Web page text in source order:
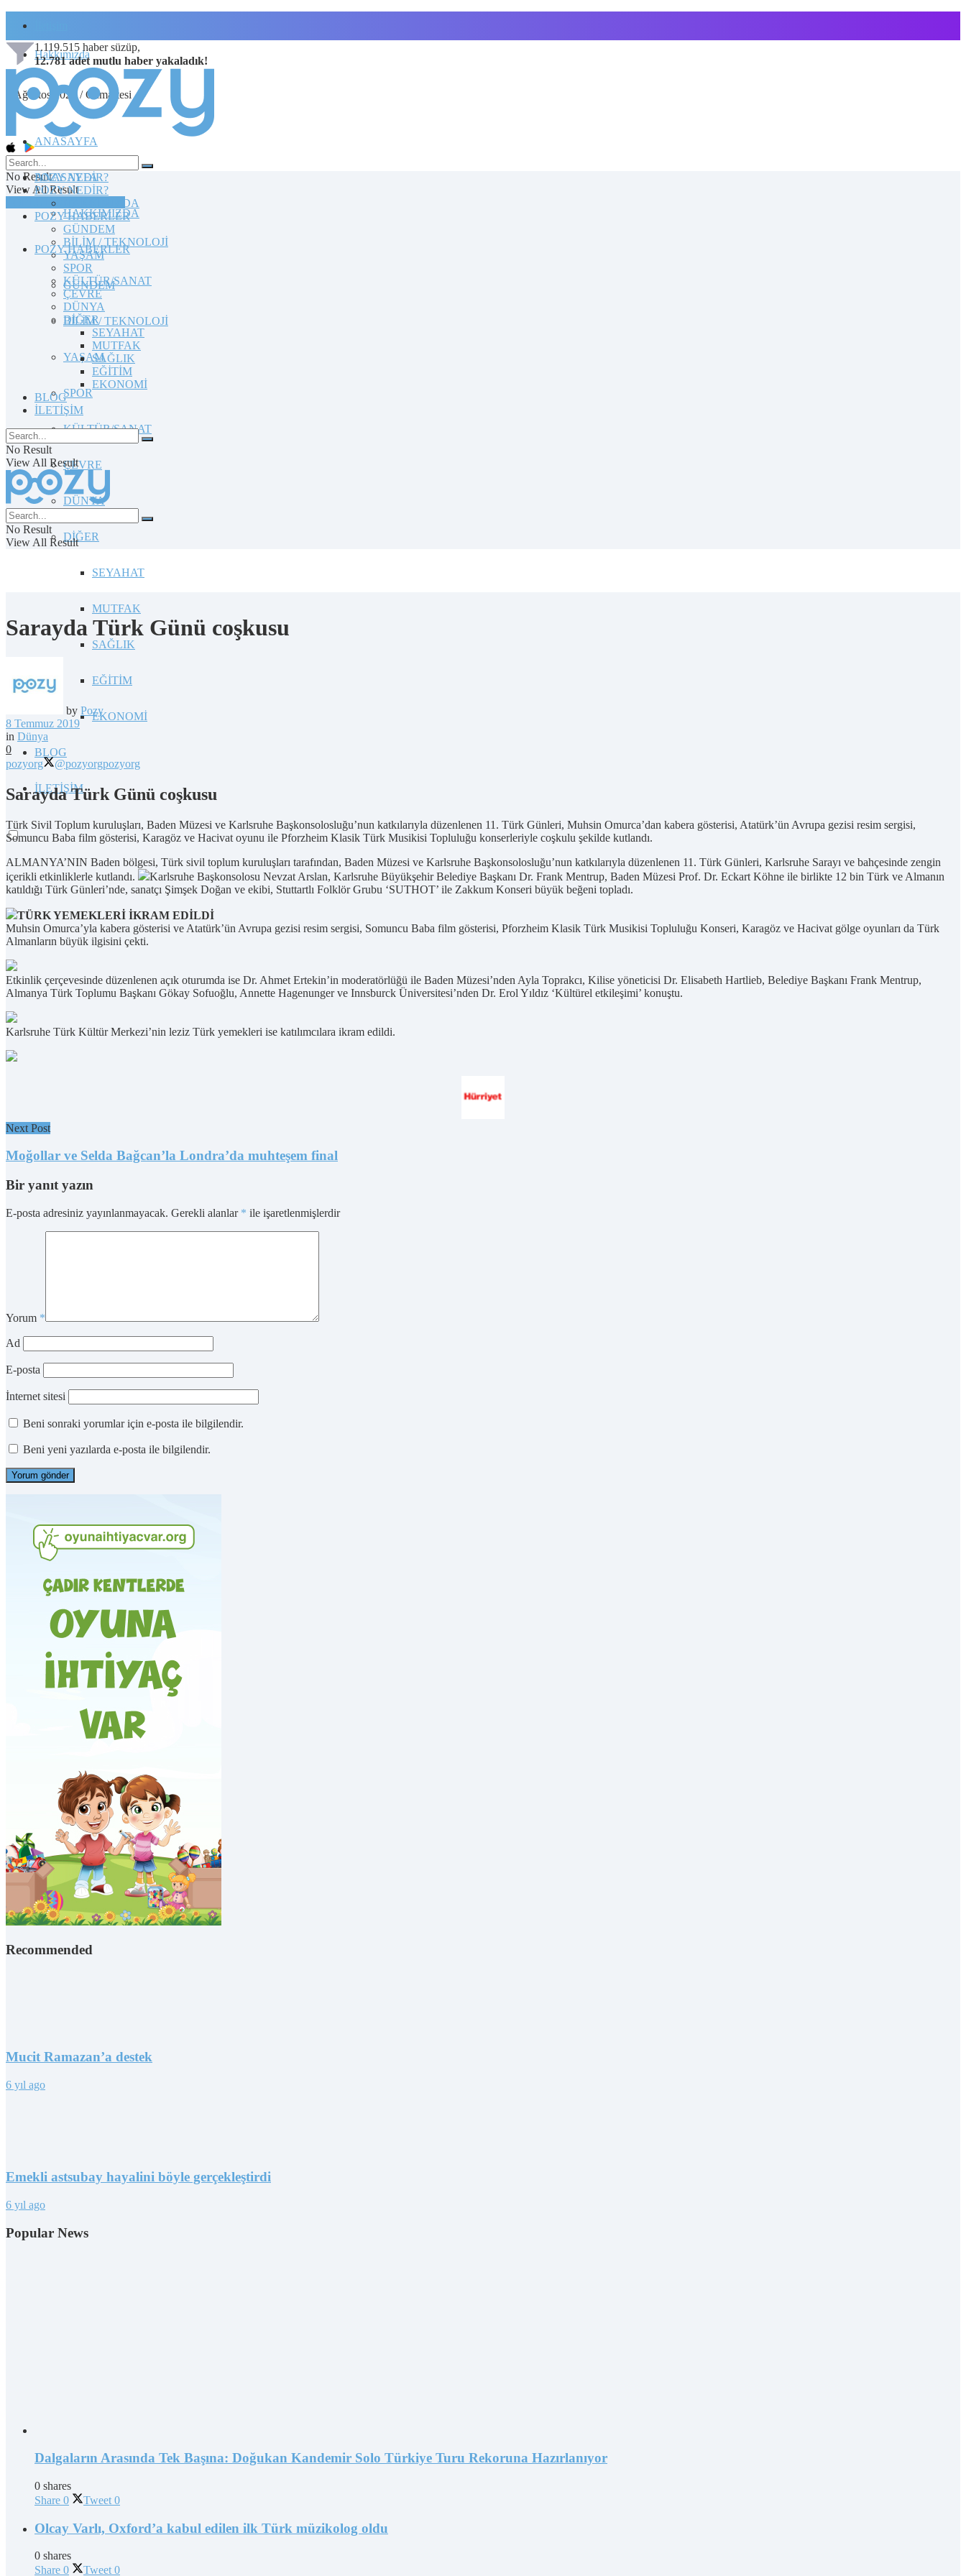
Hakkımızda
8 Ağustos 2026 / Cumartesi
1.119.515 haber süzüp,
12.781 adet mutlu haber yakaladık!
No Result
View All Result
TOPLULUĞA KATILIN
ANASAYFA
POZY NEDİR?
HAKKIMIZDA
POZY HABERLER
GÜNDEM
BİLİM / TEKNOLOJİ
YAŞAM
SPOR
KÜLTÜR/SANAT
ÇEVRE
DÜNYA
DİĞER
SEYAHAT
MUTFAK
SAĞLIK
EĞİTİM
EKONOMİ
BLOG
İLETİŞİM
ANASAYFA
POZY NEDİR?
HAKKIMIZDA
POZY HABERLER
GÜNDEM
BİLİM / TEKNOLOJİ
YAŞAM
SPOR
KÜLTÜR/SANAT
ÇEVRE
DÜNYA
DİĞER
SEYAHAT
MUTFAK
SAĞLIK
EĞİTİM
EKONOMİ
BLOG
İLETİŞİM
No Result
View All Result
No Result
View All Result
Sarayda Türk Günü coşkusu
by Pozy
8 Temmuz 2019
in Dünya
0
pozyorg
@pozyorgpozyorg
Sarayda Türk Günü coşkusu
Türk Sivil Toplum kuruluşları, Baden Müzesi ve Karlsruhe Başkonsolosluğu’nun katkılarıyla düzenlenen 11. Türk Günleri, Muhsin Omurca’dan kabera gösterisi, Atatürk’ün Avrupa gezisi resim sergisi,
Somuncu Baba film gösterisi, Karagöz ve Hacivat oyunu ile Pforzheim Klasik Türk Musikisi Topluluğu konserleriyle coşkulu şekilde kutlandı.
ALMANYA’NIN Baden bölgesi, Türk sivil toplum kuruluşları tarafından, Baden Müzesi ve Karlsruhe Başkonsolosluğu’nun katkılarıyla düzenlenen 11. Türk Günleri, Karlsruhe Sarayı ve bahçesinde zengin
içerikli etkinliklerle kutlandı.
Karlsruhe Başkonsolosu Nevzat Arslan, Karlsruhe Büyükşehir Belediye Başkanı Dr. Frank Mentrup, Baden Müzesi Prof. Dr. Eckart Köhne ile birlikte 12 bin Türk ve Almanın
katıldığı Türk Günleri’nde, sanatçı Şimşek Doğan ve ekibi, Stuttartlı Folklör Grubu ‘SUTHOT’ ile Zakkum Konseri büyük beğeni topladı.
TÜRK YEMEKLERİ İKRAM EDİLDİ
Muhsin Omurca’yla kabera gösterisi ve Atatürk’ün Avrupa gezisi resim sergisi, Somuncu Baba film gösterisi, Pforzheim Klasik Türk Musikisi Topluluğu Konseri, Karagöz ve Hacivat gölge oyunları da Türk
Almanların büyük ilgisini çekti.
Etkinlik çerçevesinde düzenlenen açık oturumda ise Dr. Ahmet Ertekin’in moderatörlüğü ile Baden Müzesi’nden Ayla Toprakcı, Kilise yöneticisi Dr. Elisabeth Hartlieb, Belediye Başkanı Frank Mentrup,
Almanya Türk Toplumu Başkanı Gökay Sofuoğlu, Annette Hagenunger ve Innsburck Üniversitesi’nden Dr. Erol Yıldız ‘Kültürel etkileşimi’ konuştu.
Karlsruhe Türk Kültür Merkezi’nin leziz Türk yemekleri ise katılımcılara ikram edildi.
Next Post
Moğollar ve Selda Bağcan’la Londra’da muhteşem final
Bir yanıt yazın
E-posta adresiniz yayınlanmayacak. Gerekli alanlar * ile işaretlenmişlerdir
Yorum *
Ad
E-posta
İnternet sitesi
Beni sonraki yorumlar için e-posta ile bilgilendir.
Beni yeni yazılarda e-posta ile bilgilendir.
Recommended
Mucit Ramazan’a destek
6 yıl ago
Emekli astsubay hayalini böyle gerçekleştirdi
6 yıl ago
Popular News
Dalgaların Arasında Tek Başına: Doğukan Kandemir Solo Türkiye Turu Rekoruna Hazırlanıyor
0 shares
Share 0 Tweet 0
Olcay Varlı, Oxford’a kabul edilen ilk Türk müzikolog oldu
0 shares
Share 0 Tweet 0